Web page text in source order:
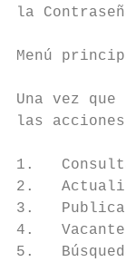
la
Menú
Una vez
las
1.
2.
3.
4.
5.